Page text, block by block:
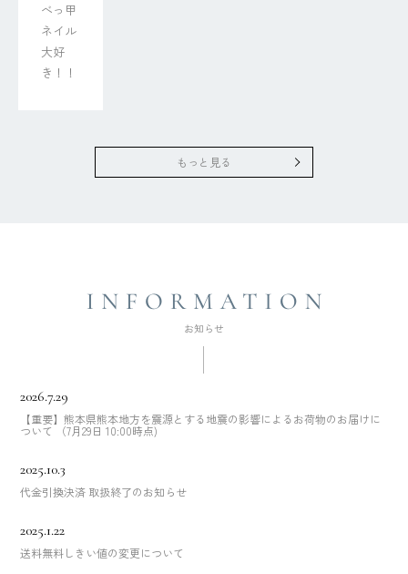
べっ甲
ネイル
大好
き！！
もっと見る
2026.7.29
【重要】熊本県熊本地方を震源とする地震の影響によるお荷物のお届けに
ついて （7月29日 10:00時点)
2025.10.3
代金引換決済 取扱終了のお知らせ
2025.1.22
送料無料しきい値の変更について